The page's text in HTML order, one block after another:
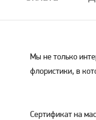
Мы не только
флористики, в
Сертификат на